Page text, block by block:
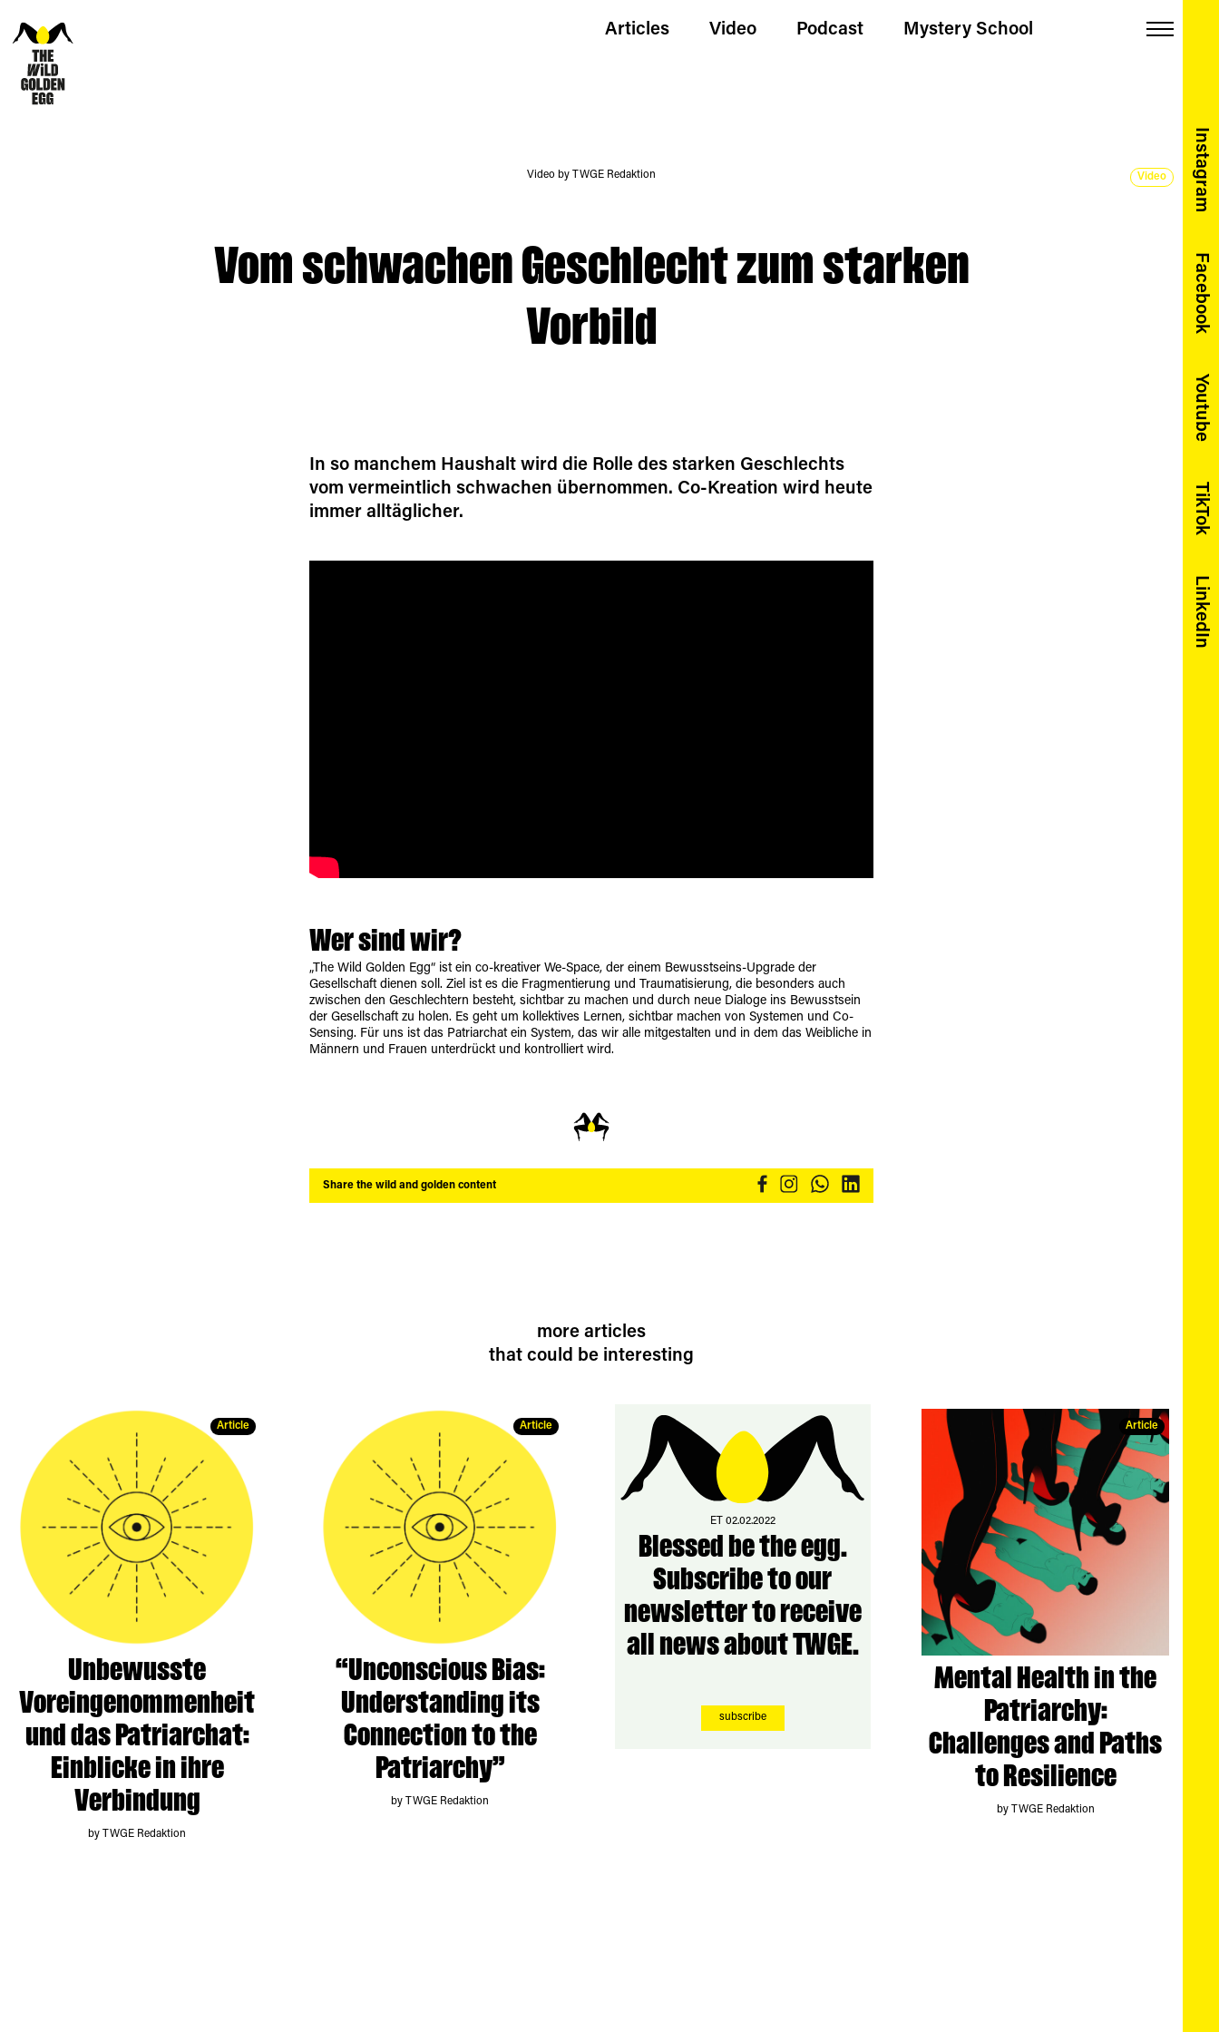
Articles Video Podcast Mystery School
Instagram
Facebook
Youtube
TikTok
LinkedIn
Video by TWGE Redaktion Video
Vom schwachen Geschlecht zum starken
Vorbild
In so manchem Haushalt wird die Rolle des starken Geschlechts
vom vermeintlich schwachen übernommen. Co-Kreation wird heute
immer alltäglicher.
Wer sind wir?
„The Wild Golden Egg“ ist ein co-kreativer We-Space, der einem Bewusstseins-Upgrade der
Gesellschaft dienen soll. Ziel ist es die Fragmentierung und Traumatisierung, die besonders auch
zwischen den Geschlechtern besteht, sichtbar zu machen und durch neue Dialoge ins Bewusstsein
der Gesellschaft zu holen. Es geht um kollektives Lernen, sichtbar machen von Systemen und Co-
Sensing. Für uns ist das Patriarchat ein System, das wir alle mitgestalten und in dem das Weibliche in
Männern und Frauen unterdrückt und kontrolliert wird.
Share the wild and golden content
more articles
that could be interesting
Article
Unbewusste
Voreingenommenheit
und das Patriarchat:
Einblicke in ihre
Verbindung
by TWGE Redaktion
Article
“Unconscious Bias:
Understanding its
Connection to the
Patriarchy”
by TWGE Redaktion
ET 02.02.2022
Blessed be the egg.
Subscribe to our
newsletter to receive
all news about TWGE.
subscribe
Article
Mental Health in the
Patriarchy:
Challenges and Paths
to Resilience
by TWGE Redaktion